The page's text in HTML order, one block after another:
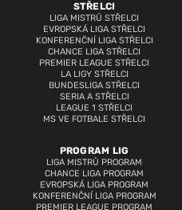
STŘELCI
LIGA MISTRŮ STŘELCI
EVROPSKÁ LIGA STŘELCI
KONFERENČNÍ LIGA STŘELCI
CHANCE LIGA STŘELCI
PREMIER LEAGUE STŘELCI
LA LIGY STŘELCI
BUNDESLIGA STŘELCI
SERIA A STŘELCI
LEAGUE 1 STŘELCI
MS VE FOTBALE STŘELCI
PROGRAM LIG
LIGA MISTRŮ PROGRAM
CHANCE LIGA PROGRAM
EVROPSKÁ LIGA PROGRAM
KONFERENČNÍ LIGA PROGRAM
PREMIER LEAGUE PROGRAM